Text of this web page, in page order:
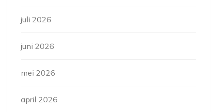
juli 2026
juni 2026
mei 2026
april 2026